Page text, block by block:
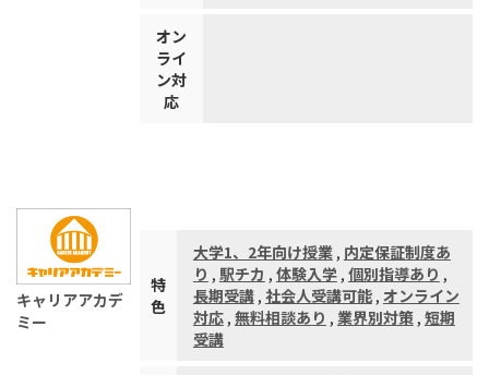
オン
ライ
ン対
応
キャリアアカデ
ミー
特
色
大学1、2年向け授業, 内定保証制度あ
り , 駅チカ , 体験入学, 個別指導あり ,
長期受講, 社会人受講可能, オンライン
対応, 無料相談あり , 業界別対策, 短期
受講